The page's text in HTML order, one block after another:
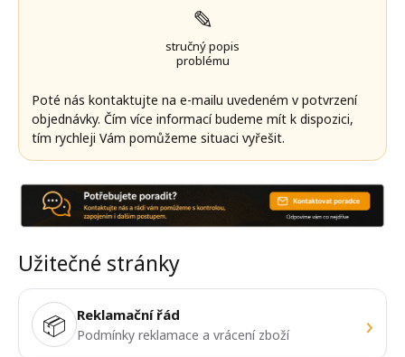
✎
stručný popis
problému
Poté nás kontaktujte na e-mailu uvedeném v potvrzení
objednávky. Čím více informací budeme mít k dispozici,
tím rychleji Vám pomůžeme situaci vyřešit.
Užitečné stránky
📦 Reklamační řád
Podmínky reklamace a vrácení zboží ›